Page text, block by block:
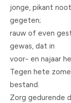
jonge, pikant
gegeten;
rauw of even
gewas, dat in
voor- en najaar
Tegen hete
bestand.
Zorg gedurende